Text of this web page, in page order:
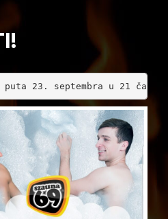
puta 23. septembra u 21